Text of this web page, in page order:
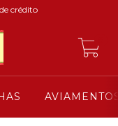
crédito